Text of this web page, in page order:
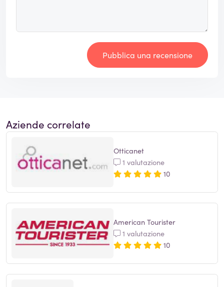
Pubblica una recensione
Aziende correlate
Otticanet
1 valutazione
10
American Tourister
1 valutazione
10